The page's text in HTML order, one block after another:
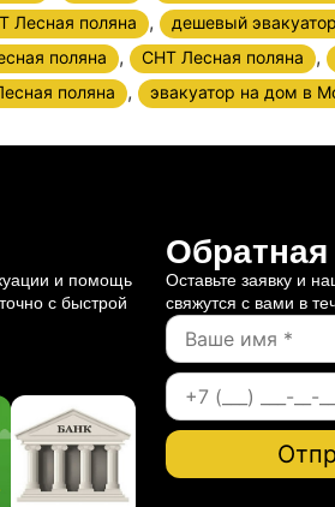
Лесная поляна , дешевый
поляна , СНТ Лесная поляна ,
поляна , эвакуатор на дом в
и помощь
с быстрой
Обратная
Оставьте заявку и
свяжутся с вами в